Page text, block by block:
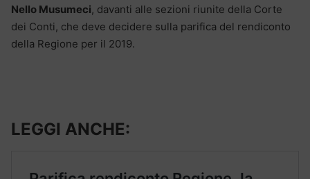
Nello Musumeci, davanti alle sezioni riunite della Corte
dei Conti, che deve decidere sulla parifica del rendiconto
della Regione per il 2019.
LEGGI ANCHE: